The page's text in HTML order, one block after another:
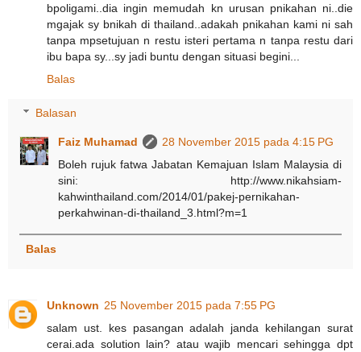
bpoligami..dia ingin memudah kn urusan pnikahan ni..die
mgajak sy bnikah di thailand..adakah pnikahan kami ni sah
tanpa mpsetujuan n restu isteri pertama n tanpa restu dari
ibu bapa sy...sy jadi buntu dengan situasi begini...
Balas
Balasan
Faiz Muhamad
28 November 2015 pada 4:15 PG
Boleh rujuk fatwa Jabatan Kemajuan Islam Malaysia di
sini: http://www.nikahsiam-
kahwinthailand.com/2014/01/pakej-pernikahan-
perkahwinan-di-thailand_3.html?m=1
Balas
Unknown 25 November 2015 pada 7:55 PG
salam ust. kes pasangan adalah janda kehilangan surat
cerai.ada solution lain? atau wajib mencari sehingga dpt